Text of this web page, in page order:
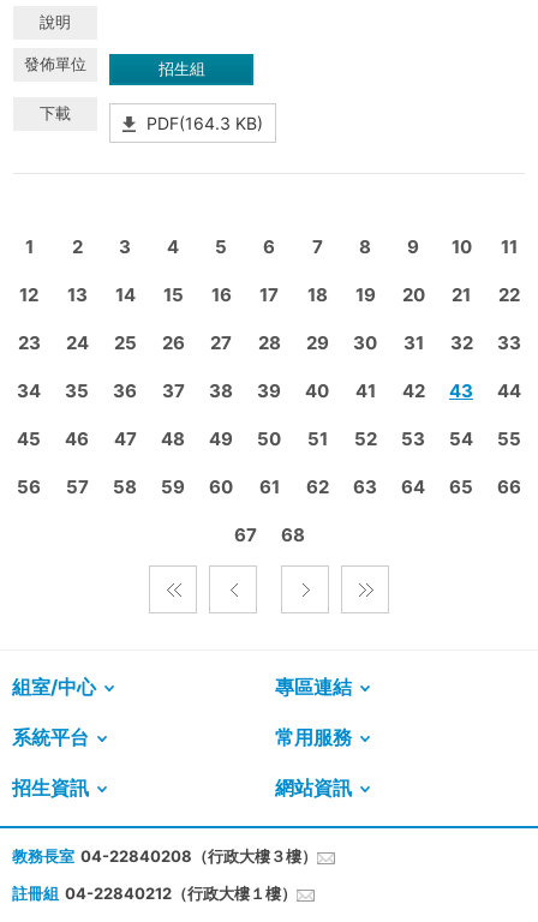
招生組
PDF(164.3 KB)
1 2 3 4 5 6 7 8 9 10 11
12 13 14 15 16 17 18 19 20 21 22
23 24 25 26 27 28 29 30 31 32 33
34 35 36 37 38 39 40 41 42 43 44
45 46 47 48 49 50 51 52 53 54 55
56 57 58 59 60 61 62 63 64 65 66
67 68
組室/中心 專區連結
系統平台 常用服務
招生資訊 網站資訊
教務長室 04-22840208（行政大樓３樓）
註冊組 04-22840212（行政大樓１樓）